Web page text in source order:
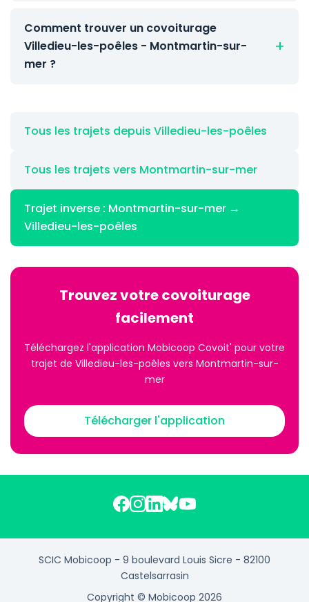
Comment trouver un covoiturage
Villedieu-les-poêles - Montmartin-sur-
mer ?
Tous les trajets depuis Villedieu-les-poêles
Tous les trajets vers Montmartin-sur-mer
Trajet inverse : Montmartin-sur-mer →
Villedieu-les-poêles
Trouvez votre covoiturage
facilement
Téléchargez l'application Mobicoop Covoit' pour votre
trajet de Villedieu-les-poêles vers Montmartin-sur-
mer
Télécharger l'application
SCIC Mobicoop - 9 boulevard Louis Sicre - 82100
Castelsarrasin
Copyright © Mobicoop 2026